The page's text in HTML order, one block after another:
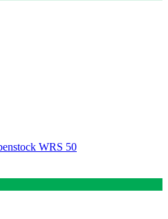
WRS 50